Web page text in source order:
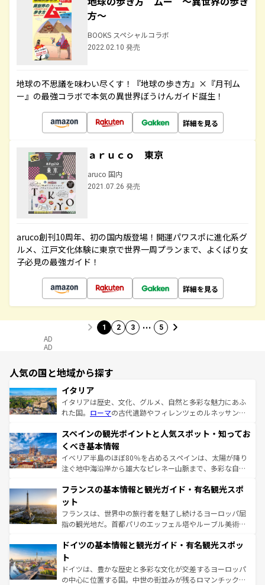
方～
BOOKS スペシャルコラボ
2022.02.10 発売
地球の不思議を味わい尽くす！『地球の歩き方』×『月刊ム
ー』の最強コラボで本気の異世界ぼうけんガイド誕生！
詳細を見る
ａｒｕｃｏ 東京
aruco 国内
2021.07.26 発売
aruco創刊10周年、初の国内版登場！開運パワスポに進化系グ
ルメ、江戸文化体験に東京で世界一周プランまで、よくばり女
子必見の最強ガイド！
詳細を見る
1 2 3 … 5
AD
AD
人気の国と地域から探す
イタリア
イタリアは歴史、文化、グルメ、自然と多彩な魅力にあふ
れた国。 ローマの古代遺跡やフィレンツェのルネッサンス
ろん、トスカーナの美しい田園風景やアマルフィ海岸の絶
景など、自然景観も見逃せない。観光の合間には、本場の
ピザやパスタなど、絶品のイタリア料理を堪能することも
できる。朝目覚めてから夜眠るまで、すべての瞬間を楽し
なお、新着のイタリア情報はコンテンツ一覧を参照してほ
しい。
スペインの観光ポイントと人気スポット・知ってお
くべき基本情報
イベリア半島のほぼ80％を占めるスペインは、太陽が降り
注ぐ地中海沿岸から雄大なピレネー山脈まで、多彩な自然
文化が根付くこの国では、情熱的なフラメンコ、熱気あふ
れる闘牛、そして美味しいタパスが生活の一部となってい
る。首都マドリードの洗練された雰囲気や、バルセロナの
アートに溢れた街角から、地方では古代ローマ遺跡や中世
せる。地方によって風土や気候が異なるスペインはその個
ンテンツ一覧 を参照してほしい。
フランスの基本情報と観光ガイド・有名観光スポ
ット
フランスは、世界中の旅行者を魅了し続けるヨーロッパ屈
指の観光地だ。首都パリのエッフェル塔やルーブル美術館
で、幅広い魅力が詰まっている。華麗な宮殿、歴史的な大
聖堂、美しいビーチ、そして豊かな自然が、訪れる者を心
から魅了する。また、フランスは美食の国としても知ら
れ、フランス料理はユネスコ無形文化遺産にも登録されて
ドイツの基本情報と観光ガイド・有名観光スポッ
ト
ドイツは、豊かな歴史と多彩な文化が交差するヨーロッパ
の中心に位置する国。中世の街並みが残るロマンチック街